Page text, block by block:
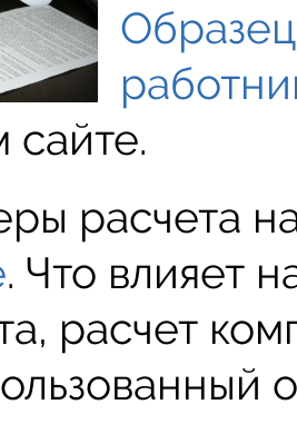
расчета
. Что влияет
расчет